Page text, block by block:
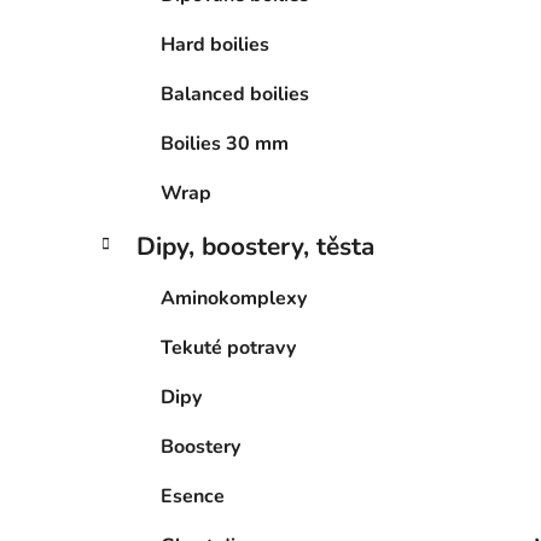
Hard boilies
Balanced boilies
Boilies 30 mm
Wrap
Dipy, boostery, těsta
Aminokomplexy
Tekuté potravy
Dipy
Boostery
Esence